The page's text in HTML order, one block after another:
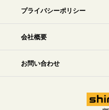
プライバシーポリシー
会社概要
お問い合わせ